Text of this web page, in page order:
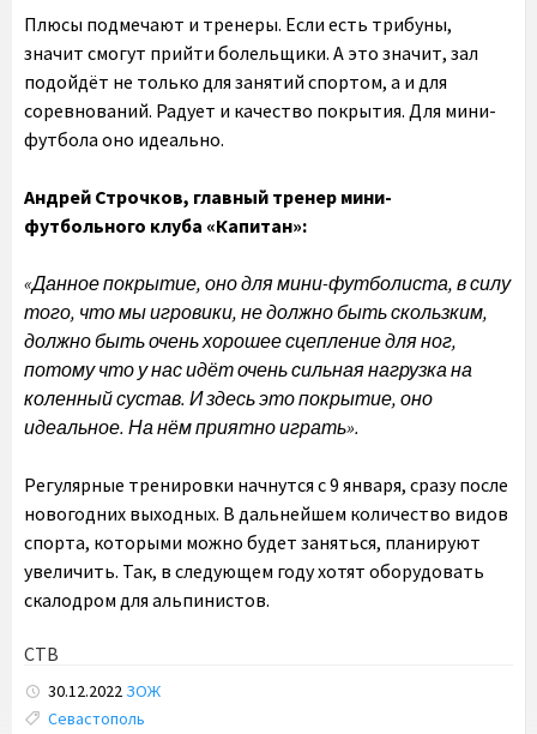
Плюсы подмечают и тренеры. Если есть трибуны,
значит смогут прийти болельщики. А это значит, зал
подойдёт не только для занятий спортом, а и для
соревнований. Радует и качество покрытия. Для мини-
футбола оно идеально.
Андрей Строчков, главный тренер мини-
футбольного клуба «Капитан»:
«Данное покрытие, оно для мини-футболиста, в силу
того, что мы игровики, не должно быть скользким,
должно быть очень хорошее сцепление для ног,
потому что у нас идёт очень сильная нагрузка на
коленный сустав. И здесь это покрытие, оно
идеальное. На нём приятно играть».
Регулярные тренировки начнутся с 9 января, сразу после
новогодних выходных. В дальнейшем количество видов
спорта, которыми можно будет заняться, планируют
увеличить. Так, в следующем году хотят оборудовать
скалодром для альпинистов.
СТВ
30.12.2022 ЗОЖ
Tags:
Севастополь